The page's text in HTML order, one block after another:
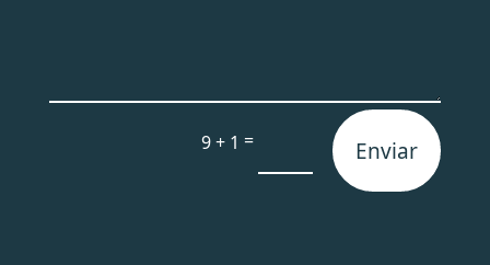
9 + 1 = Enviar